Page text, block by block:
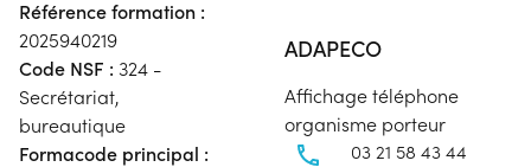
Référence formation :
2025940219
Code NSF : 324 -
Secrétariat,
bureautique
Formacode principal :
ADAPECO
Affichage téléphone
organisme porteur
03 21 58 43 44